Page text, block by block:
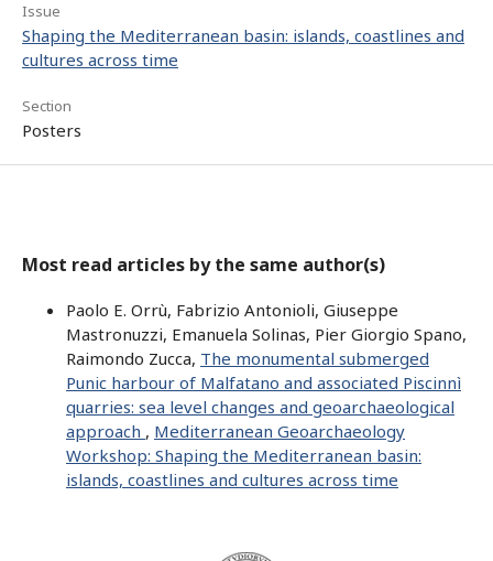
Issue
Shaping the Mediterranean basin: islands, coastlines and
cultures across time
Section
Posters
Most read articles by the same author(s)
Paolo E. Orrù, Fabrizio Antonioli, Giuseppe
Mastronuzzi, Emanuela Solinas, Pier Giorgio Spano,
Raimondo Zucca, The monumental submerged
Punic harbour of Malfatano and associated Piscinnì
quarries: sea level changes and geoarchaeological
approach , Mediterranean Geoarchaeology
Workshop: Shaping the Mediterranean basin:
islands, coastlines and cultures across time